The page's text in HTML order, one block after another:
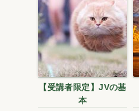
【受講者限定】JVの基
本